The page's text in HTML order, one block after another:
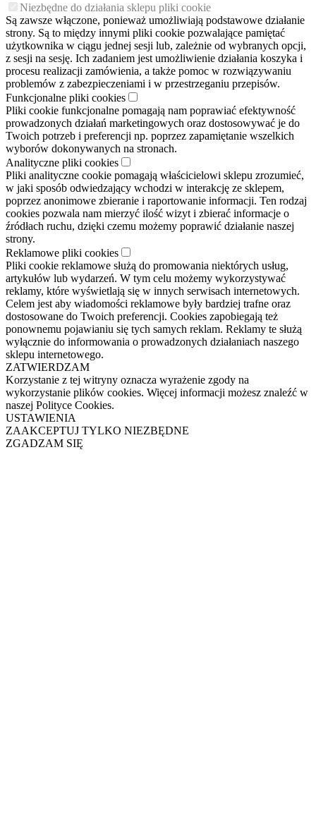
Niezbędne do działania sklepu pliki cookie
Są zawsze włączone, ponieważ umożliwiają podstawowe działanie
strony. Są to między innymi pliki cookie pozwalające pamiętać
użytkownika w ciągu jednej sesji lub, zależnie od wybranych opcji,
z sesji na sesję. Ich zadaniem jest umożliwienie działania koszyka i
procesu realizacji zamówienia, a także pomoc w rozwiązywaniu
problemów z zabezpieczeniami i w przestrzeganiu przepisów.
Funkcjonalne pliki cookies
Pliki cookie funkcjonalne pomagają nam poprawiać efektywność
prowadzonych działań marketingowych oraz dostosowywać je do
Twoich potrzeb i preferencji np. poprzez zapamiętanie wszelkich
wyborów dokonywanych na stronach.
Analityczne pliki cookies
Pliki analityczne cookie pomagają właścicielowi sklepu zrozumieć,
w jaki sposób odwiedzający wchodzi w interakcję ze sklepem,
poprzez anonimowe zbieranie i raportowanie informacji. Ten rodzaj
cookies pozwala nam mierzyć ilość wizyt i zbierać informacje o
źródłach ruchu, dzięki czemu możemy poprawić działanie naszej
strony.
Reklamowe pliki cookies
Pliki cookie reklamowe służą do promowania niektórych usług,
artykułów lub wydarzeń. W tym celu możemy wykorzystywać
reklamy, które wyświetlają się w innych serwisach internetowych.
Celem jest aby wiadomości reklamowe były bardziej trafne oraz
dostosowane do Twoich preferencji. Cookies zapobiegają też
ponownemu pojawianiu się tych samych reklam. Reklamy te służą
wyłącznie do informowania o prowadzonych działaniach naszego
sklepu internetowego.
ZATWIERDZAM
Korzystanie z tej witryny oznacza wyrażenie zgody na
wykorzystanie plików cookies. Więcej informacji możesz znaleźć w
naszej Polityce Cookies.
USTAWIENIA
ZAAKCEPTUJ TYLKO NIEZBĘDNE
ZGADZAM SIĘ